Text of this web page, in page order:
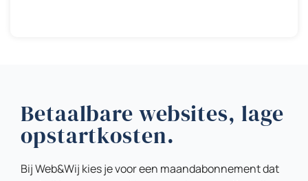
Betaalbare websites, lage
opstartkosten.
Bij Web&Wij kies je voor een maandabonnement dat